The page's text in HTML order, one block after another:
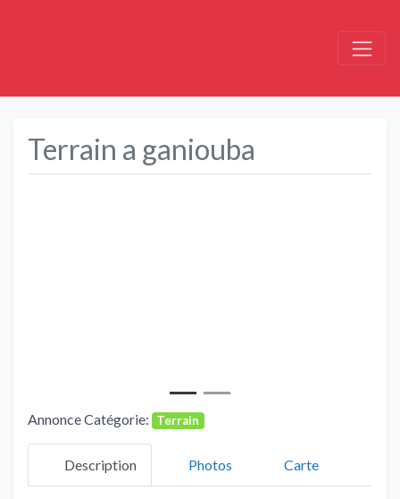
Terrain a ganiouba
Annonce Catégorie: Terrain
Description Photos Carte